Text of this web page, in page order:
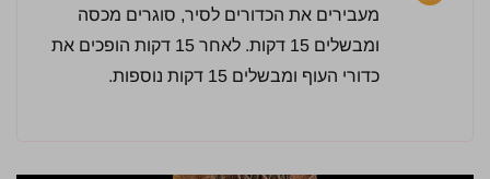
מעבירים את הכדורים לסיר, סוגרים מכסה
ומבשלים 15 דקות. לאחר 15 דקות הופכים את
כדורי העוף ומבשלים 15 דקות נוספות.